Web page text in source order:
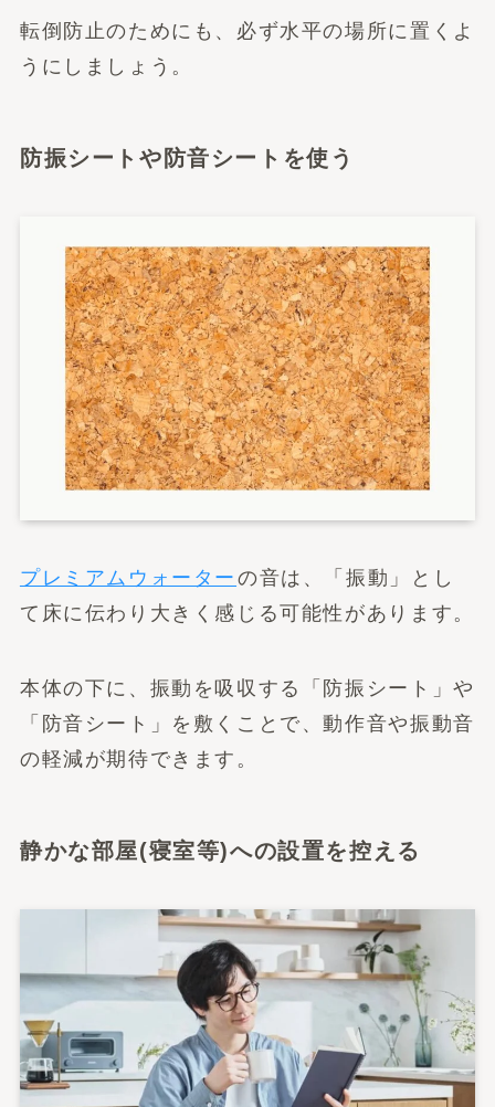
転倒防止のためにも、必ず水平の場所に置くよ
うにしましょう。
防振シートや防音シートを使う
プレミアムウォーター の音は、「振動」とし
て床に伝わり大きく感じる可能性があります。
本体の下に、振動を吸収する「防振シート」や
「防音シート」を敷くことで、動作音や振動音
の軽減が期待できます。
静かな部屋(寝室等)への設置を控える